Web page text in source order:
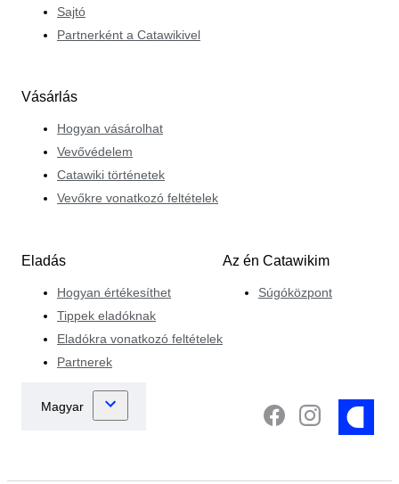
Sajtó
Partnerként a Catawikivel
Vásárlás
Hogyan vásárolhat
Vevővédelem
Catawiki történetek
Vevőkre vonatkozó feltételek
Eladás
Hogyan értékesíthet
Tippek eladóknak
Eladókra vonatkozó feltételek
Partnerek
Az én Catawikim
Súgóközpont